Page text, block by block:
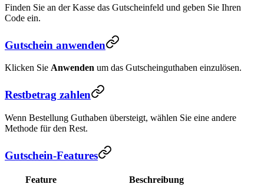
Finden Sie an der Kasse das Gutscheinfeld und geben Sie Ihren
Code ein.
Gutschein anwenden
Klicken Sie Anwenden um das Gutscheinguthaben einzulösen.
Restbetrag zahlen
Wenn Bestellung Guthaben übersteigt, wählen Sie eine andere
Methode für den Rest.
Gutschein-Features
Feature
Beschreibung